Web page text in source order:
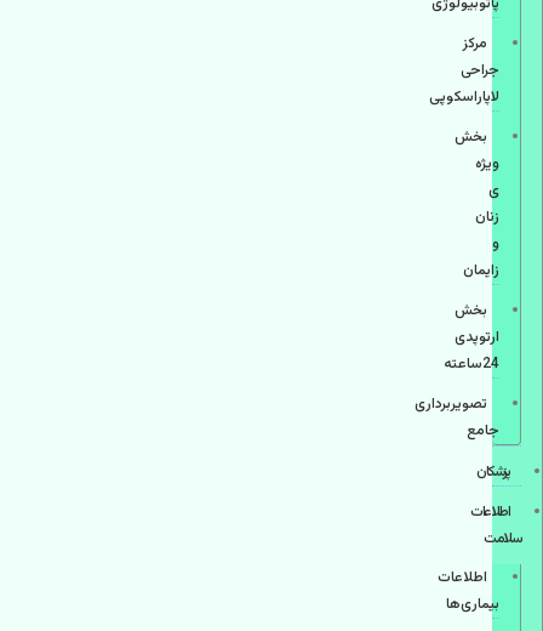
مرکز
جراحی
لاپاراسکوپی
بخش
ویژه
ی
زنان
و
زایمان
بخش
ارتوپدی
24ساعته
تصویربرداری
جامع
پزشكان
اطلاعات
سلامت
اطلاعات
بیماری‌ها